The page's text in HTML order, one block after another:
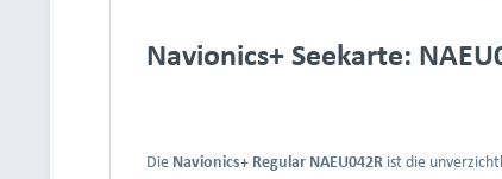
Navionics+ Seekarte:
Die Navionics+ Regular NAEU042R ist die